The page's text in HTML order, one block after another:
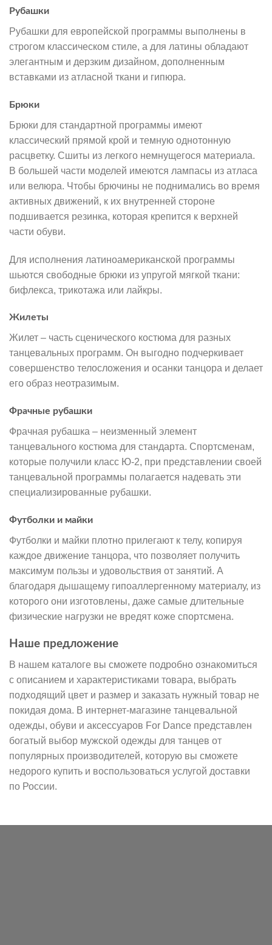
Рубашки
Рубашки для европейской программы выполнены в
строгом классическом стиле, а для латины обладают
элегантным и дерзким дизайном, дополненным
вставками из атласной ткани и гипюра.
Брюки
Брюки для стандартной программы имеют
классический прямой крой и темную однотонную
расцветку. Сшиты из легкого немнущегося материала.
В большей части моделей имеются лампасы из атласа
или велюра. Чтобы брючины не поднимались во время
активных движений, к их внутренней стороне
подшивается резинка, которая крепится к верхней
части обуви.
Для исполнения латиноамериканской программы
шьются свободные брюки из упругой мягкой ткани:
бифлекса, трикотажа или лайкры.
Жилеты
Жилет – часть сценического костюма для разных
танцевальных программ. Он выгодно подчеркивает
совершенство телосложения и осанки танцора и делает
его образ неотразимым.
Фрачные рубашки
Фрачная рубашка – неизменный элемент
танцевального костюма для стандарта. Спортсменам,
которые получили класс Ю-2, при представлении своей
танцевальной программы полагается надевать эти
специализированные рубашки.
Футболки и майки
Футболки и майки плотно прилегают к телу, копируя
каждое движение танцора, что позволяет получить
максимум пользы и удовольствия от занятий. А
благодаря дышащему гипоаллергенному материалу, из
которого они изготовлены, даже самые длительные
физические нагрузки не вредят коже спортсмена.
Наше предложение
В нашем каталоге вы сможете подробно ознакомиться
с описанием и характеристиками товара, выбрать
подходящий цвет и размер и заказать нужный товар не
покидая дома. В интернет-магазине танцевальной
одежды, обуви и аксессуаров For Dance представлен
богатый выбор мужской одежды для танцев от
популярных производителей, которую вы сможете
недорого купить и воспользоваться услугой доставки
по России.